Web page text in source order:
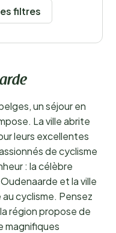
filtres
un séjour en
La ville abrite
leurs excellentes
de cyclisme
: la célèbre
et la ville
cyclisme. Pensez
région propose de
magnifiques